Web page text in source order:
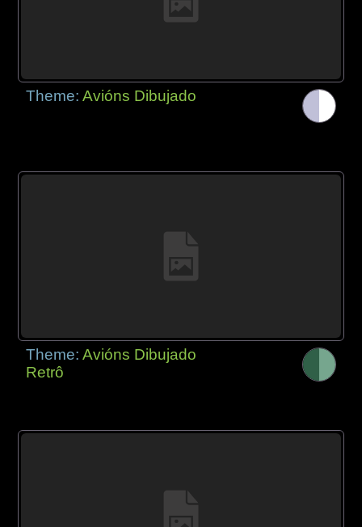
Theme:Avións Dibujado
Theme:Avións Dibujado
Retrô